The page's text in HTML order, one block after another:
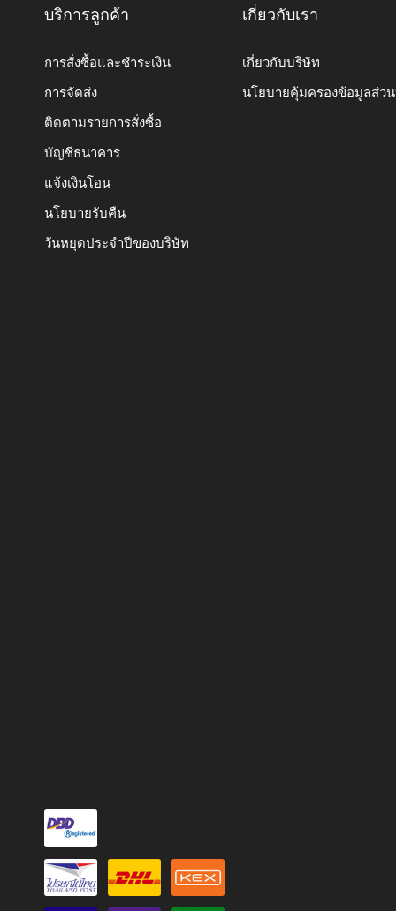
บริการลูกค้า
การสั่งซื้อและชำระเงิน
การจัดส่ง
ติดตามรายการสั่งซื้อ
บัญชีธนาคาร
แจ้งเงินโอน
นโยบายรับคืน
วันหยุดประจำปีของบริษัท
เกี่ยวกับเรา
เกี่ยวกับบริษัท
นโยบายคุ้มครองข้อมูลส่ว